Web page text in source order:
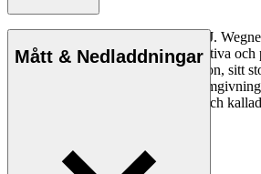
Den danske möbeldesignern Hans J.
vara en av de mest kreativa, innovativa
genom tiderna, känd för sin precision, sitt
och sin kompromisslösa syn på
nästan 500 stolar under sin livstid och
Läs mer om Hans J. Wegner
Mått & Nedladdningar